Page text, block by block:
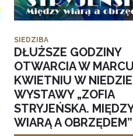
SIEDZIBA
DŁUŻSZE GODZINY
OTWARCIA W
KWIETNIU W
WYSTAWY „ZOFIA
STRYJEŃSKA.
WIARĄ A OBRZĘDEM”